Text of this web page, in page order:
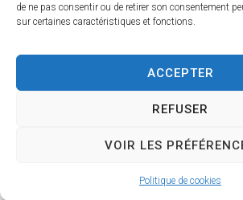
de ne pas consentir ou de retirer son consentement
sur certaines caractéristiques et fonctions.
ACCEPTER
REFUSER
VOIR LES
Politique de cookies
8h30 à 12h00
2025 © - Propulsé par